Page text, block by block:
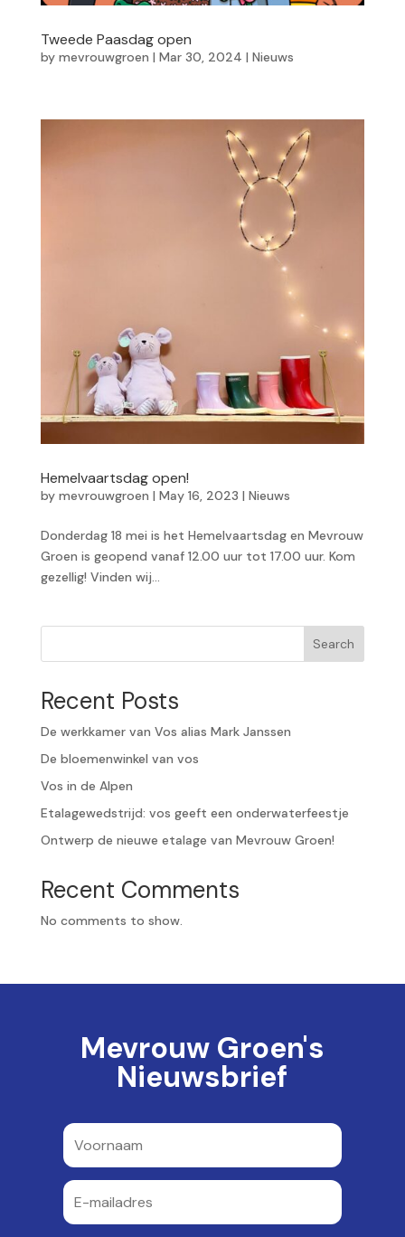
Tweede Paasdag open
by mevrouwgroen | Mar 30, 2024 | Nieuws
Hemelvaartsdag open!
by mevrouwgroen | May 16, 2023 | Nieuws
Donderdag 18 mei is het Hemelvaartsdag en Mevrouw
Groen is geopend vanaf 12.00 uur tot 17.00 uur. Kom
gezellig! Vinden wij...
Search
Recent Posts
De werkkamer van Vos alias Mark Janssen
De bloemenwinkel van vos
Vos in de Alpen
Etalagewedstrijd: vos geeft een onderwaterfeestje
Ontwerp de nieuwe etalage van Mevrouw Groen!
Recent Comments
No comments to show.
Mevrouw Groen's
Nieuwsbrief